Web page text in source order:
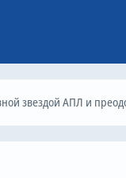
АПЛ и преодолеет все